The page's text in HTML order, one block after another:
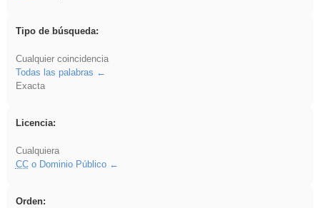
Tipo de búsqueda:
Cualquier coincidencia
Todas las palabras
Exacta
Licencia:
Cualquiera
CCo Dominio Público
Orden: